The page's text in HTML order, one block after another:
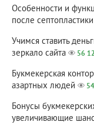
Особенности и
после септопластики
Учимся ставить
зеркало сайта
56
Букмекерская
азартных людей
Бонусы
увеличивающие